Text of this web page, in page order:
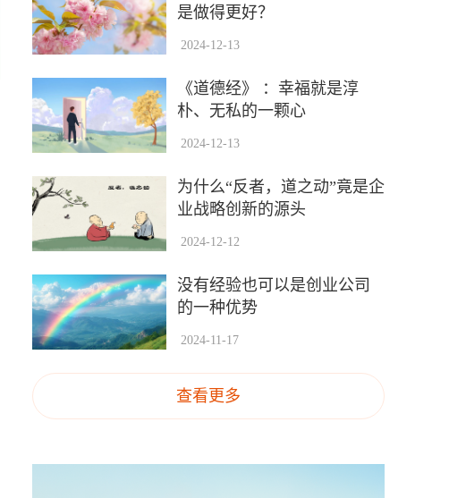
是做得更好？
2024-12-13
《道德经》 ：幸福就是淳
朴、无私的一颗心
2024-12-13
为什么“反者，道之动”竟是企
业战略创新的源头
2024-12-12
没有经验也可以是创业公司
的一种优势
2024-11-17
查看更多